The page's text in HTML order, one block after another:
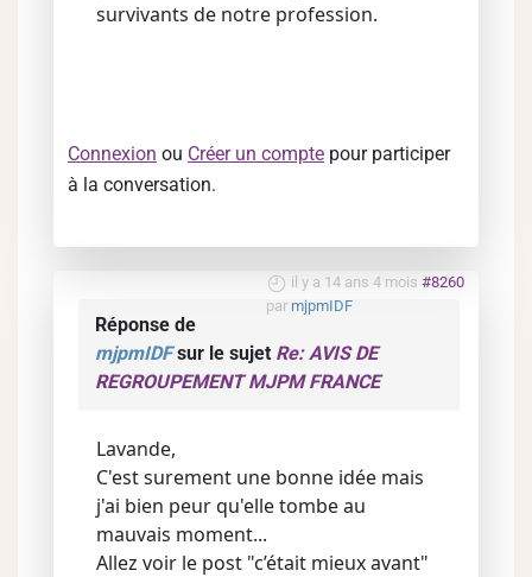
survivants de notre profession.
Connexion ou Créer un compte pour participer
à la conversation.
il y a 14 ans 4 mois #8260
par mjpmIDF
Réponse de
mjpmIDFsur le sujet Re: AVIS DE
REGROUPEMENT MJPM FRANCE
Lavande,
C'est surement une bonne idée mais
j'ai bien peur qu'elle tombe au
mauvais moment...
Allez voir le post "c’était mieux avant"